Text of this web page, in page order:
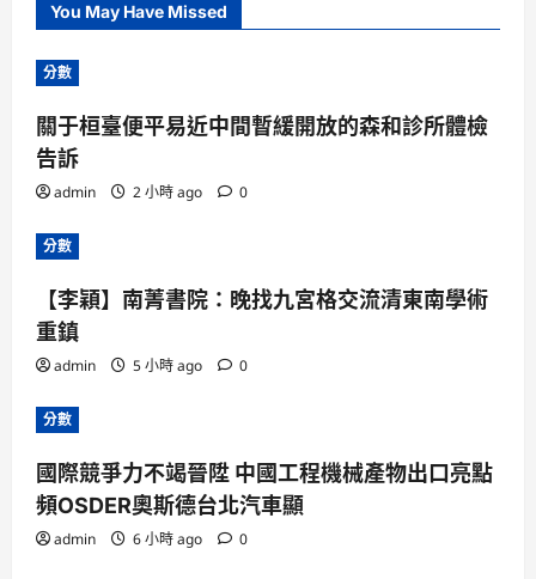
You May Have Missed
分數
關于桓臺便平易近中間暫緩開放的森和診所體檢
告訴
admin 2 小時 ago 0
分數
【李穎】南菁書院：晚找九宮格交流清東南學術
重鎮
admin 5 小時 ago 0
分數
國際競爭力不竭晉陞 中國工程機械產物出口亮點
頻OSDER奧斯德台北汽車顯
admin 6 小時 ago 0